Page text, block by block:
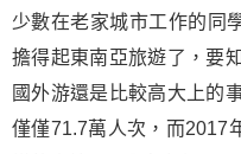
少數在老家城市工作的同
擔得起東南亞旅遊了，要
國外游還是比較高大上的
僅僅71.7萬人次，而2017